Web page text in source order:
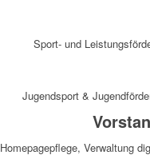
Sport- und
Jugendsport &
Homepagepflege, Verwaltung